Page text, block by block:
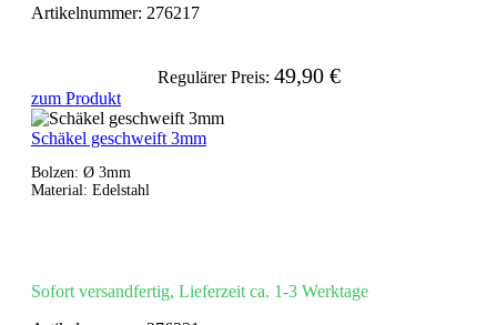
Artikelnummer: 276217
Regulärer Preis: 49,90 €
zum Produkt
Schäkel geschweift 3mm
Bolzen: Ø 3mm
Material: Edelstahl
Sofort versandfertig, Lieferzeit ca. 1-3 Werktage